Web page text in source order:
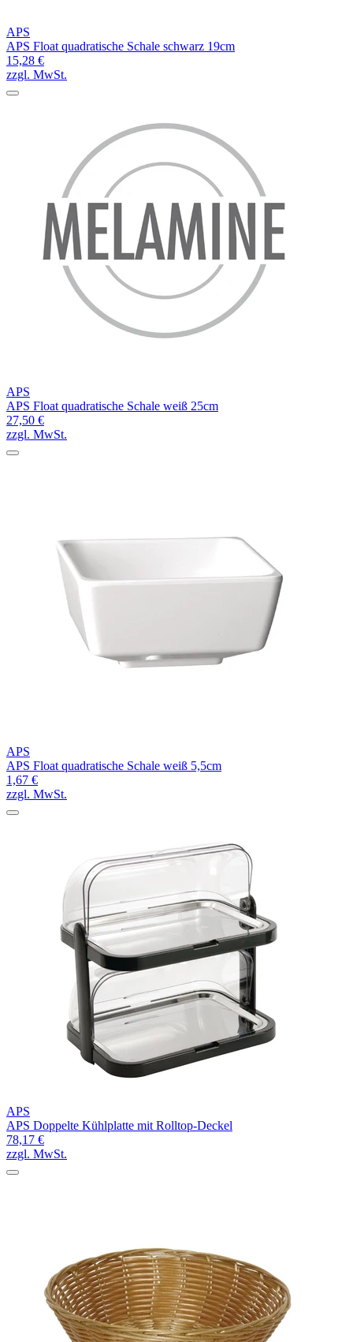
APS
APS Float quadratische Schale schwarz 19cm
15,28 €
zzgl. MwSt.
APS
APS Float quadratische Schale weiß 25cm
27,50 €
zzgl. MwSt.
APS
APS Float quadratische Schale weiß 5,5cm
1,67 €
zzgl. MwSt.
APS
APS Doppelte Kühlplatte mit Rolltop-Deckel
78,17 €
zzgl. MwSt.